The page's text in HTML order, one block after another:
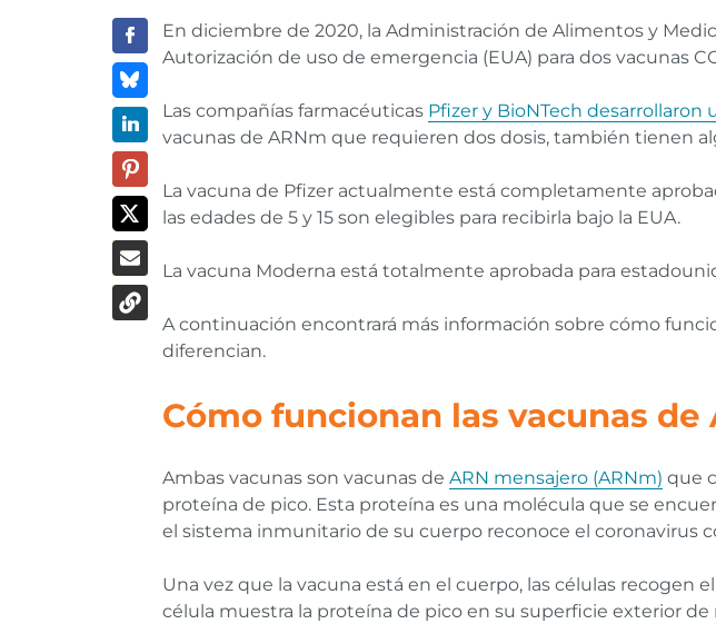
En diciembre de 2020, la Administración de Alimentos y
Autorización de uso de emergencia (EUA) para dos vacunas
Las compañías farmacéuticas Pfizer y BioNTech desarrollaron
vacunas de ARNm que requieren dos dosis, también tienen
La vacuna de Pfizer actualmente está completamente
las edades de 5 y 15 son elegibles para recibirla bajo la EUA.
La vacuna Moderna está totalmente aprobada para
A continuación encontrará más información sobre cómo
diferencian.
Cómo funcionan las vacunas de
Ambas vacunas son vacunas de ARN mensajero (ARNm) que
proteína de pico. Esta proteína es una molécula que se
el sistema inmunitario de su cuerpo reconoce el coronavirus
Una vez que la vacuna está en el cuerpo, las células recogen
célula muestra la proteína de pico en su superficie exterior